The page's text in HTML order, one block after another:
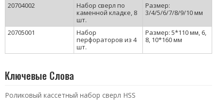
20704002
Набор сверл по
каменной кладке, 8
шт.
Размер:
3/4/5/6/7/8/9/10 мм
20705001
Набор
перфораторов из 4
шт.
Размер: 5*110 мм, 6,
8, 10*160 мм
Ключевые Слова
Роликовый кассетный набор сверл HSS